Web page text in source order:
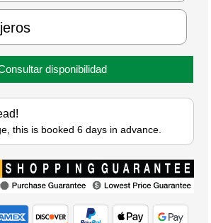
disponibilidad
this is booked 6 days in advance.